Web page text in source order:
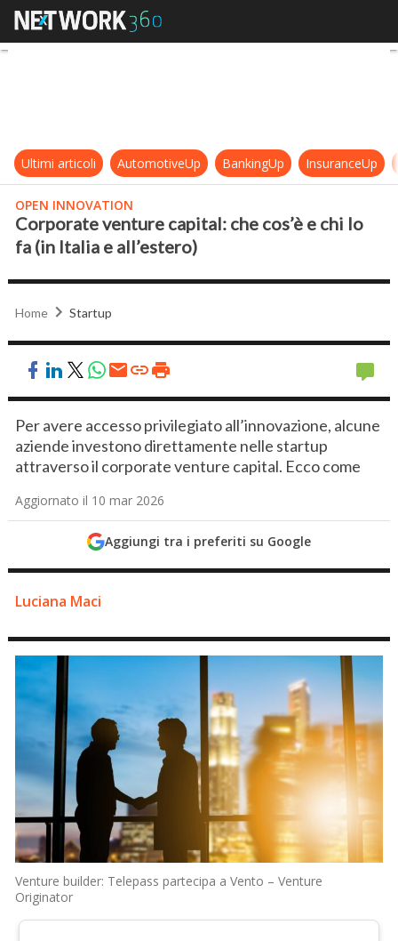
Corporate venture capital: che
Ultimi articoli AutomotiveUp BankingUp InsuranceUp
OPEN INNOVATION
Corporate venture capital: che cos’è e chi lo
fa (in Italia e all’estero)
Home Startup
Per avere accesso privilegiato all’innovazione, alcune
aziende investono direttamente nelle startup
attraverso il corporate venture capital. Ecco come
Aggiornato il 10 mar 2026
Aggiungi tra i preferiti su Google
Luciana Maci
Venture builder: Telepass partecipa a Vento – Venture
Originator